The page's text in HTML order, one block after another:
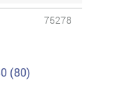
75278
(80)